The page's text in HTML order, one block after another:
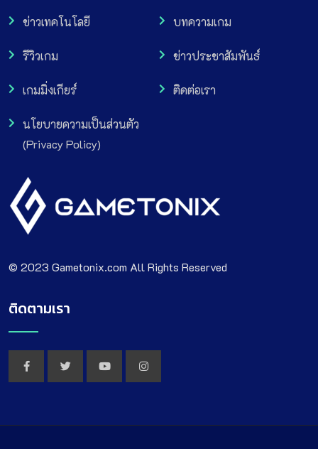
ข่าวเทคโนโลยี บทความเกม
รีวิวเกม ข่าวประชาสัมพันธ์
เกมมิ่งเกียร์ ติดต่อเรา
นโยบายความเป็นส่วนตัว
(Privacy Policy)
© 2023 Gametonix.com All Rights Reserved
ติดตามเรา